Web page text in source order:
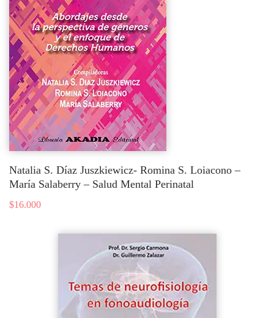
Natalia S. Díaz Juszkiewicz- Romina S. Loiacono –
María Salaberry – Salud Mental Perinatal
$16.000